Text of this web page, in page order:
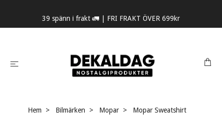
39 spänn i frakt 🚛 | FRI FRAKT ÖVER 699kr
Hem Bilmärken Mopar Mopar Sweatshirt